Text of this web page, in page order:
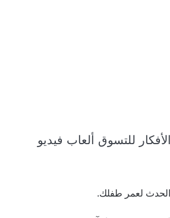
للتسوق ألعاب فيديو
الحدث لعمر طفلك.